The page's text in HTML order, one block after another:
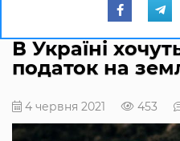
В Україні
податок на
4 червня 2021 453